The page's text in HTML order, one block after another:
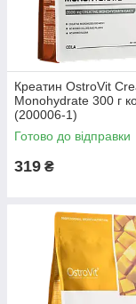
Креатин OstroVit
Monohydrate 300 г
(200006-1)
Готово до відправки
319 ₴